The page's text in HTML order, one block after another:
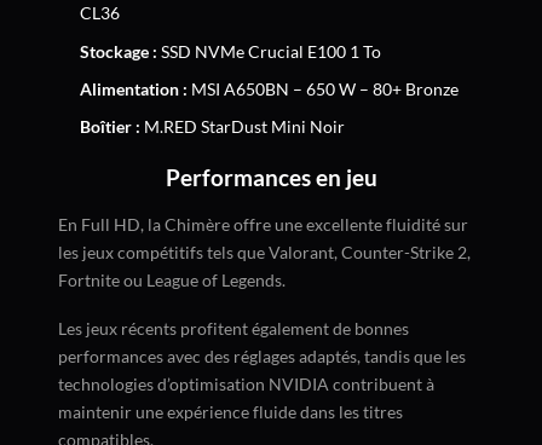
CL36
Stockage : SSD NVMe Crucial E100 1 To
Alimentation : MSI A650BN – 650 W – 80+ Bronze
Boîtier : M.RED StarDust Mini Noir
Performances en jeu
En Full HD, la Chimère offre une excellente fluidité sur
les jeux compétitifs tels que Valorant, Counter-Strike 2,
Fortnite ou League of Legends.
Les jeux récents profitent également de bonnes
performances avec des réglages adaptés, tandis que les
technologies d’optimisation NVIDIA contribuent à
maintenir une expérience fluide dans les titres
compatibles.